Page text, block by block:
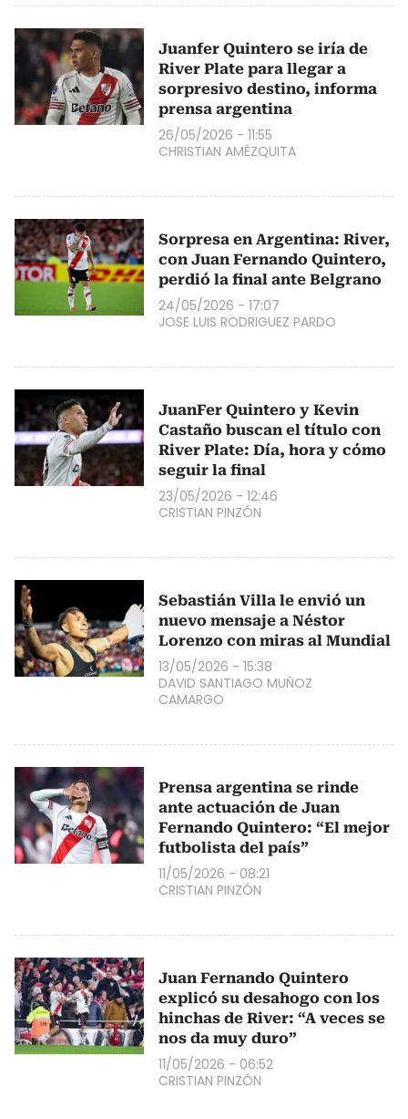
Juanfer Quintero se iría de
River Plate para llegar a
sorpresivo destino, informa
prensa argentina
26/05/2026 - 11:55
CHRISTIAN AMÉZQUITA
Sorpresa en Argentina: River,
con Juan Fernando Quintero,
perdió la final ante Belgrano
24/05/2026 - 17:07
JOSE LUIS RODRIGUEZ PARDO
JuanFer Quintero y Kevin
Castaño buscan el título con
River Plate: Día, hora y cómo
seguir la final
23/05/2026 - 12:46
CRISTIAN PINZÓN
Sebastián Villa le envió un
nuevo mensaje a Néstor
Lorenzo con miras al Mundial
13/05/2026 - 15:38
DAVID SANTIAGO MUÑOZ
CAMARGO
Prensa argentina se rinde
ante actuación de Juan
Fernando Quintero: “El mejor
futbolista del país”
11/05/2026 - 08:21
CRISTIAN PINZÓN
Juan Fernando Quintero
explicó su desahogo con los
hinchas de River: “A veces se
nos da muy duro”
11/05/2026 - 06:52
CRISTIAN PINZÓN